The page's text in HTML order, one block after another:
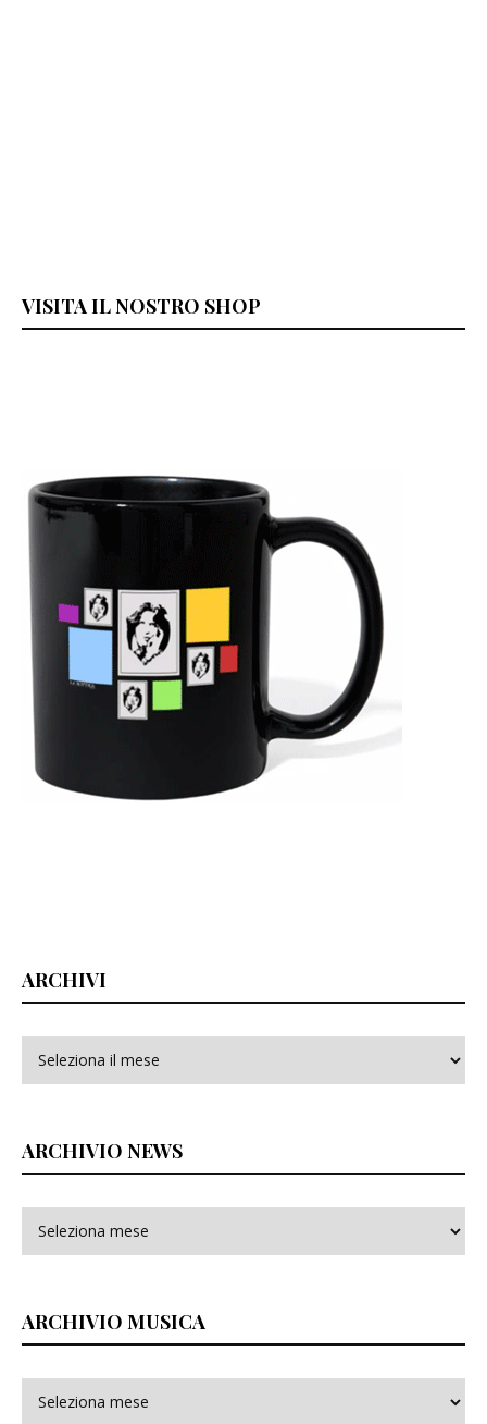
VISITA IL NOSTRO SHOP
ARCHIVI
ARCHIVIO NEWS
ARCHIVIO MUSICA